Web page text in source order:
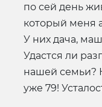
по сей день
который меня
У них дача,
Удастся ли
нашей
уже 79!